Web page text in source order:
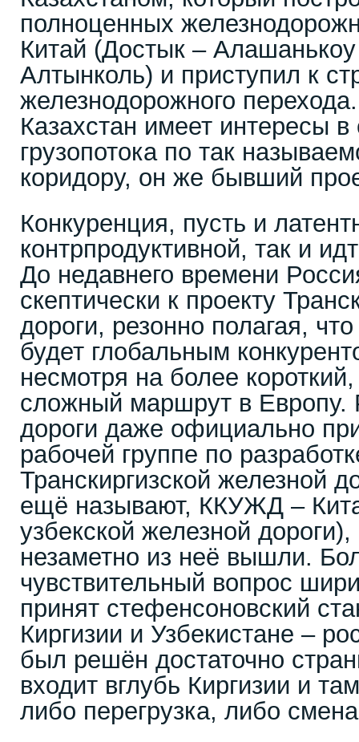
полноценных
Китай (Достык –
Алтынколь) и приступил к
железнодорожного
Казахстан имеет интересы
грузопотока по так
коридору, он же бывший
Конкуренция, пусть и
контрпродуктивной, так и
До недавнего времени
скептически к проекту
дороги, резонно полагая,
будет глобальным
несмотря на более
сложный маршрут в Европу.
дороги даже официально
рабочей группе по
Транскиргизской железной
ещё называют, ККУЖД –
узбекской железной
незаметно из неё вышли.
чувствительный вопрос
принят стефенсоновский
Киргизии и Узбекистане –
был решён достаточно
входит вглубь Киргизии и
либо перегрузка, либо